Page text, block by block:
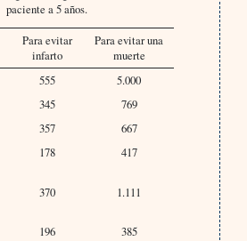
paciente a 5 años.
Para evitar
infarto
Para evitar una
muerte
555
5.000
345
769
357
667
178 417
370
1.111
196 385